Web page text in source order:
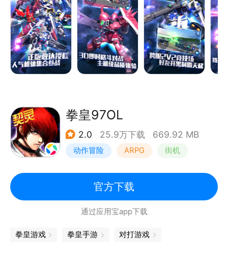
特效光效等美术效果在力求还原原著的基础上精益求
精，超爽快的机体战斗打击感和操纵感相信一定能满足
众多粉丝的期待。
敢达正版授权，真3D即时对战手游
拳皇97OL
2.0 25.9万下载 669.92 MB
动作冒险 ARPG 街机
官方下载
通过应用宝app下载
拳皇游戏 拳皇手游 对打游戏